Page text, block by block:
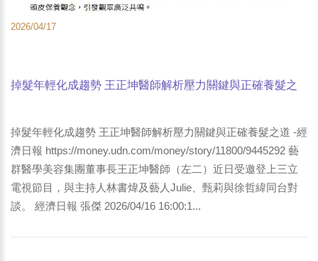
2026/04/17
掉髮年輕化成趨勢 王正坤醫師解析壓力關鍵與正確養髮之
掉髮年輕化成趨勢 王正坤醫師解析壓力關鍵與正確養髮之道 -經
濟日報 https://money.udn.com/money/story/11800/9445292 藝
群醫學美容集團董事長王正坤醫師（左二）近日受邀登上三立
電視節目，與主持人林書煒及藝人Julie、甄莉與徐哲緯同台對
談。 經濟日報 張傑 2026/04/16 16:00:1...